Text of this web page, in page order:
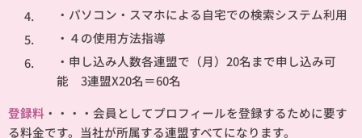
・パソコン・スマホによる自宅での検索システム利用
・４の使用方法指導
・申し込み人数各連盟で（月）20名まで申し込み可
能 3連盟X20名＝60名
登録料 ・・・・会員としてプロフィールを登録するために要す
る料金です。当社が所属する連盟すべてになります。